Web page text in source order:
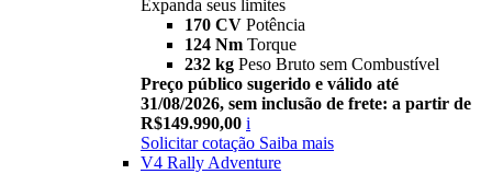
Expanda seus limites
170 CV Potência
124 Nm Torque
232 kg Peso Bruto sem Combustível
Preço público sugerido e válido até
31/08/2026, sem inclusão de frete: a partir de
R$149.990,00 i
Solicitar cotação Saiba mais
V4 Rally Adventure